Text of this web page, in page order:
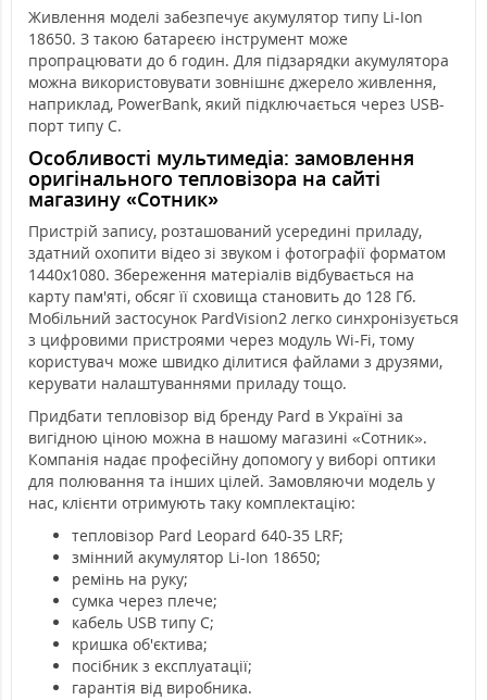
Живлення моделі забезпечує акумулятор типу Li-Ion
18650. З такою батареєю інструмент може
пропрацювати до 6 годин. Для підзарядки акумулятора
можна використовувати зовнішнє джерело живлення,
наприклад, PowerBank, який підключається через USB-
порт типу C.
Особливості мультимедіа: замовлення
оригінального тепловізора на сайті
магазину «Сотник»
Пристрій запису, розташований усередині приладу,
здатний охопити відео зі звуком і фотографії форматом
1440x1080. Збереження матеріалів відбувається на
карту пам'яті, обсяг її сховища становить до 128 Гб.
Мобільний застосунок PardVision2 легко синхронізується
з цифровими пристроями через модуль Wi-Fi, тому
користувач може швидко ділитися файлами з друзями,
керувати налаштуваннями приладу тощо.
Придбати тепловізор від бренду Pard в Україні за
вигідною ціною можна в нашому магазині «Сотник».
Компанія надає професійну допомогу у виборі оптики
для полювання та інших цілей. Замовляючи модель у
нас, клієнти отримують таку комплектацію:
тепловізор Pard Leopard 640-35 LRF;
змінний акумулятор Li-Ion 18650;
ремінь на руку;
сумка через плече;
кабель USB типу C;
кришка об'єктива;
посібник з експлуатації;
гарантія від виробника.